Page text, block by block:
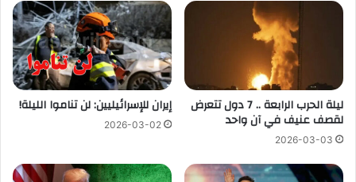
ليلة الحرب الرابعة .. 7 دول تتعرض
لقصف عنيف في آن واحد
2026-03-03
إيران للإسرائيليين: لن تناموا الليلة!
2026-03-02